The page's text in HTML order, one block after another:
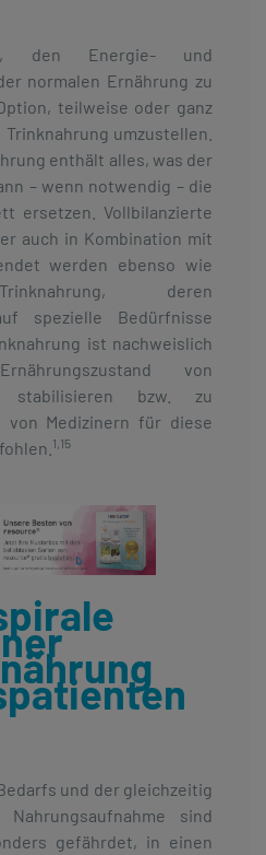
den Energie- und
normalen Ernährung zu
teilweise oder ganz
umzustellen.
enthält alles, was der
– wenn notwendig – die
ersetzen. Vollbilanzierte
auch in Kombination mit
werden ebenso wie
deren
spezielle Bedürfnisse
ist nachweislich
von
stabilisieren bzw. zu
Medizinern für diese
1,15
und der gleichzeitig
sind
gefährdet, in einen